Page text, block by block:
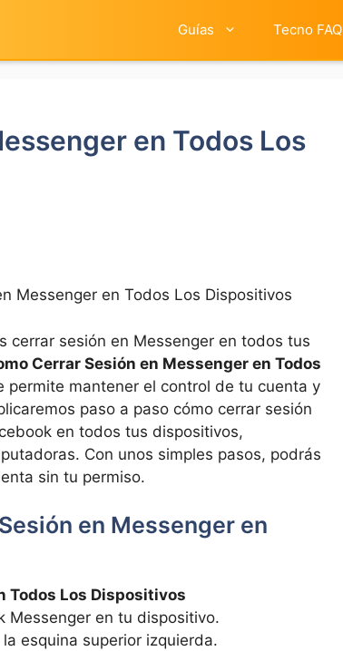
Guías Tecno FAQ
en Todos Los
Messenger en Todos Los Dispositivos
cerrar sesión en Messenger en todos tus
Cerrar Sesión en Messenger en Todos
permite mantener el control de tu cuenta y
paso a paso cómo cerrar sesión
en todos tus dispositivos,
Con unos simples pasos, podrás
sin tu permiso.
en Messenger en
Todos Los Dispositivos
Messenger en tu dispositivo.
esquina superior izquierda.